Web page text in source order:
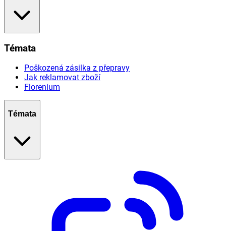
Témata
Poškozená zásilka z přepravy
Jak reklamovat zboží
Florenium
Témata